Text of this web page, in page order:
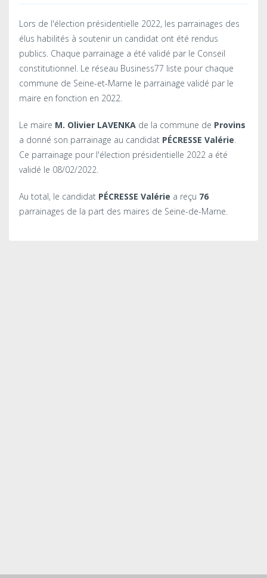
Lors de l'élection présidentielle 2022, les parrainages des
élus habilités à soutenir un candidat ont été rendus
publics. Chaque parrainage a été validé par le Conseil
constitutionnel. Le réseau Business77 liste pour chaque
commune de Seine-et-Marne le parrainage validé par le
maire en fonction en 2022.
Le maire M. Olivier LAVENKA de la commune de Provins
a donné son parrainage au candidat PÉCRESSE Valérie.
Ce parrainage pour l'élection présidentielle 2022 a été
validé le 08/02/2022.
Au total, le candidat PÉCRESSE Valérie a reçu 76
parrainages de la part des maires de Seine-de-Marne.